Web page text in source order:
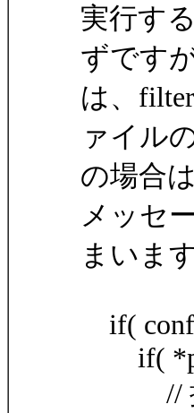
実行す
ずです
は、
ァイル
の場合
メッセ
まいます
if(
if(
// 振